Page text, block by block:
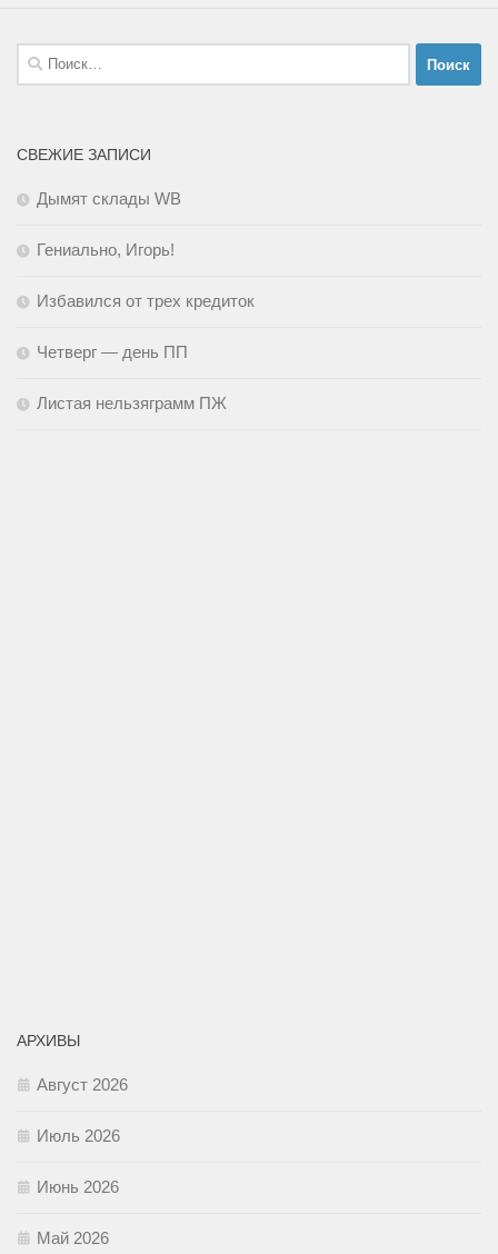
Найти:
СВЕЖИЕ ЗАПИСИ
Дымят склады WB
Гениально, Игорь!
Избавился от трех кредиток
Четверг — день ПП
Листая нельзяграмм ПЖ
АРХИВЫ
Август 2026
Июль 2026
Июнь 2026
Май 2026